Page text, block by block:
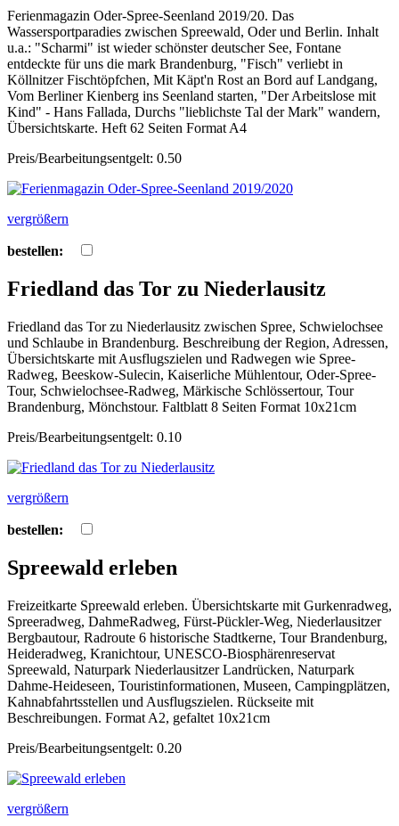
Ferienmagazin Oder-Spree-Seenland 2019/20. Das
Wassersportparadies zwischen Spreewald, Oder und Berlin. Inhalt
u.a.: "Scharmi" ist wieder schönster deutscher See, Fontane
entdeckte für uns die mark Brandenburg, "Fisch" verliebt in
Köllnitzer Fischtöpfchen, Mit Käpt'n Rost an Bord auf Landgang,
Vom Berliner Kienberg ins Seenland starten, "Der Arbeitslose mit
Kind" - Hans Fallada, Durchs "lieblichste Tal der Mark" wandern,
Übersichtskarte. Heft 62 Seiten Format A4
Preis/Bearbeitungsentgelt: 0.50
vergrößern
bestellen:
Friedland das Tor zu Niederlausitz
Friedland das Tor zu Niederlausitz zwischen Spree, Schwielochsee
und Schlaube in Brandenburg. Beschreibung der Region, Adressen,
Übersichtskarte mit Ausflugszielen und Radwegen wie Spree-
Radweg, Beeskow-Sulecin, Kaiserliche Mühlentour, Oder-Spree-
Tour, Schwielochsee-Radweg, Märkische Schlössertour, Tour
Brandenburg, Mönchstour. Faltblatt 8 Seiten Format 10x21cm
Preis/Bearbeitungsentgelt: 0.10
vergrößern
bestellen:
Spreewald erleben
Freizeitkarte Spreewald erleben. Übersichtskarte mit Gurkenradweg,
Spreeradweg, DahmeRadweg, Fürst-Pückler-Weg, Niederlausitzer
Bergbautour, Radroute 6 historische Stadtkerne, Tour Brandenburg,
Heideradweg, Kranichtour, UNESCO-Biosphärenreservat
Spreewald, Naturpark Niederlausitzer Landrücken, Naturpark
Dahme-Heideseen, Touristinformationen, Museen, Campingplätzen,
Kahnabfahrtsstellen und Ausflugszielen. Rückseite mit
Beschreibungen. Format A2, gefaltet 10x21cm
Preis/Bearbeitungsentgelt: 0.20
vergrößern